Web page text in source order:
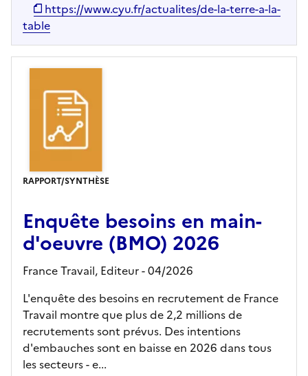
https://www.cyu.fr/actualites/de-la-terre-a-la-
table
RAPPORT/SYNTHÈSE
Enquête besoins en main-
d'oeuvre (BMO) 2026
France Travail, Editeur- 04/2026
L'enquête des besoins en recrutement de France
Travail montre que plus de 2,2 millions de
recrutements sont prévus. Des intentions
d'embauches sont en baisse en 2026 dans tous
les secteurs - e...